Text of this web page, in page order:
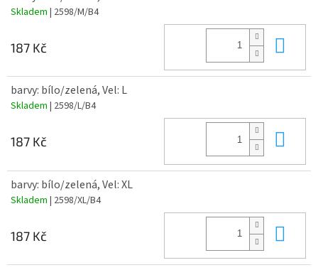
Skladem | 2598/M/B4
187 Kč
barvy: bílo/zelená, Vel: L
Skladem | 2598/L/B4
187 Kč
barvy: bílo/zelená, Vel: XL
Skladem | 2598/XL/B4
187 Kč